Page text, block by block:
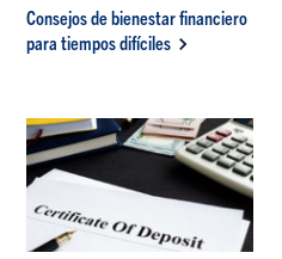
Consejos de bienestar financiero
para tiempos difíciles